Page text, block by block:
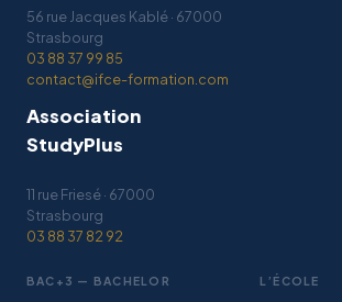
56 rue Jacques Kablé · 67000
Strasbourg
03 88 37 99 85
contact@ifce-formation.com
Association
StudyPlus
11 rue Friesé · 67000
Strasbourg
03 88 37 82 92
BAC+3 — BACHELOR L’ÉCOLE